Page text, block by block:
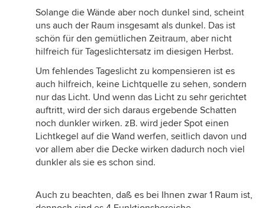
Solange die Wände aber noch dunkel sind, scheint
uns auch der Raum insgesamt als dunkel. Das ist
schön für den gemütlichen Zeitraum, aber nicht
hilfreich für Tageslichtersatz im diesigen Herbst.
Um fehlendes Tageslicht zu kompensieren ist es
auch hilfreich, keine Lichtquelle zu sehen, sondern
nur das Licht. Und wenn das Licht zu sehr gerichtet
auftritt, wird der sich daraus ergebende Schatten
noch dunkler wirken. zB. wird jeder Spot einen
Lichtkegel auf die Wand werfen, seitlich davon und
vor allem aber die Decke wirken dadurch noch viel
dunkler als sie es schon sind.
Auch zu beachten, daß es bei Ihnen zwar 1 Raum ist,